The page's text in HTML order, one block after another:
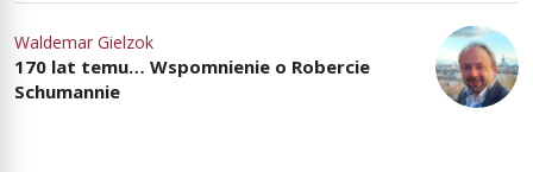
Waldemar Gielzok
170 lat temu… Wspomnienie o Robercie
Schumannie